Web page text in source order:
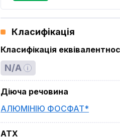
Класифікація
Класифікація
N/A
Діюча речовина
АЛЮМІНІЮ ФОСФАТ*
ATX